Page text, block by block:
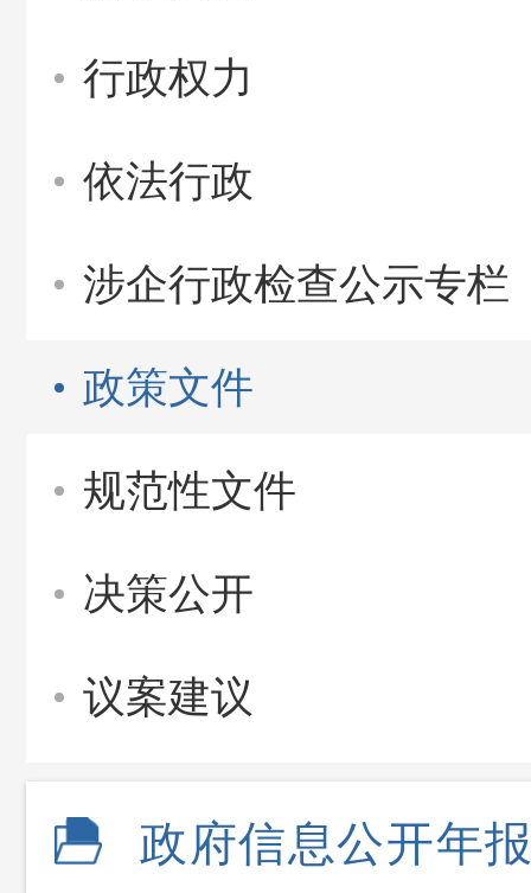
行政权力
依法行政
涉企行政检查公示专栏
政策文件
规范性文件
决策公开
议案建议
政府信息公开年